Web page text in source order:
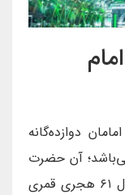
دوازده‌گانه
آن حضرت
در روز دهم محرم‌الحرام (روز عاشورا) سال ۶۱ هجری قمری